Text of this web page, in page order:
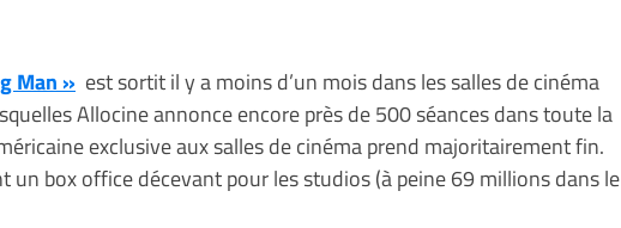
Man » est sortit il y a moins d’un mois dans les salles de cinéma
Allocine annonce encore près de 500 séances dans toute la
exclusive aux salles de cinéma prend majoritairement fin.
un box office décevant pour les studios (à peine 69 millions dans le